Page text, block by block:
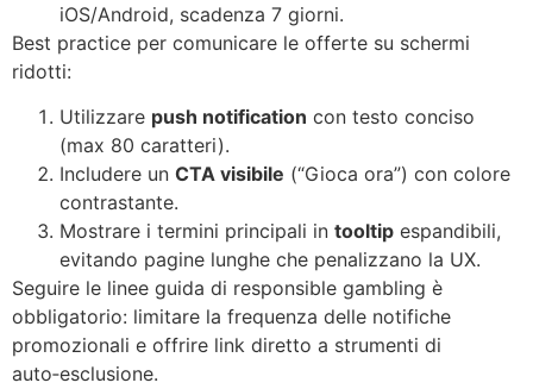
iOS/Android, scadenza 7 giorni.
Best practice per comunicare le offerte su schermi
ridotti:
Utilizzare push notification con testo conciso
(max 80 caratteri).
Includere un CTA visibile (“Gioca ora”) con colore
contrastante.
Mostrare i termini principali in tooltip espandibili,
evitando pagine lunghe che penalizzano la UX.
Seguire le linee guida di responsible gambling è
obbligatorio: limitare la frequenza delle notifiche
promozionali e offrire link diretto a strumenti di
auto‑esclusione.